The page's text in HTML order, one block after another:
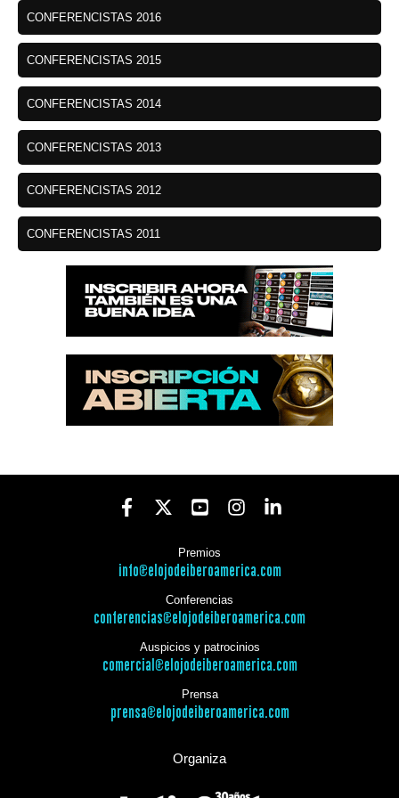
CONFERENCISTAS 2016
CONFERENCISTAS 2015
CONFERENCISTAS 2014
CONFERENCISTAS 2013
CONFERENCISTAS 2012
CONFERENCISTAS 2011
Premios
info@elojodeiberoamerica.com
Conferencias
conferencias@elojodeiberoamerica.com
Auspicios y patrocinios
comercial@elojodeiberoamerica.com
Prensa
prensa@elojodeiberoamerica.com
Organiza